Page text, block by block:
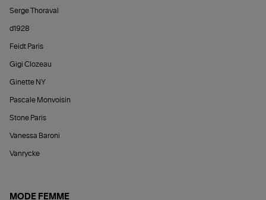
Serge Thoraval
d1928
Feidt Paris
Gigi Clozeau
Ginette NY
Pascale Monvoisin
Stone Paris
Vanessa Baroni
Vanrycke
MODE FEMME